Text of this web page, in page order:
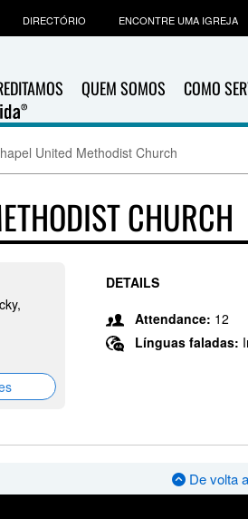
QUEM SOMOS COMO
DIRECTÓRIO ENCONTRE UMA IGREJA
United Methodist Church
CHURCH
DETAILS
Attendance: 12
Línguas faladas:
De volta